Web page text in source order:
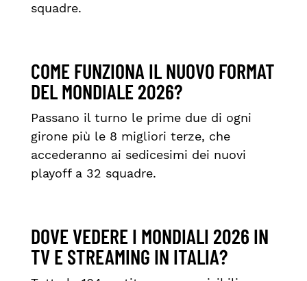
squadre.
COME FUNZIONA IL NUOVO FORMAT
DEL MONDIALE 2026?
Passano il turno le prime due di ogni
girone più le 8 migliori terze, che
accederanno ai sedicesimi dei nuovi
playoff a 32 squadre.
DOVE VEDERE I MONDIALI 2026 IN
TV E STREAMING IN ITALIA?